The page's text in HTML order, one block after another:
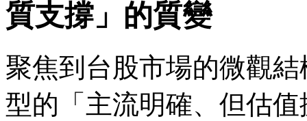
質支撐」的質變
聚焦到台股市場的微觀
型的「主流明確、但估